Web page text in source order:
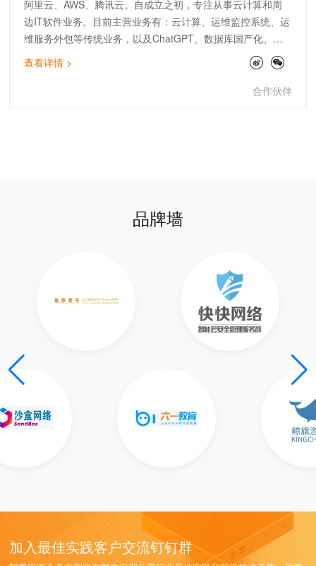
阿里云、AWS、腾讯云。自成立之初，专注从事云计算和周
边IT软件业务。目前主营业务有：云计算、运维监控系统、运
维服务外包等传统业务，以及ChatGPT、数据库国产化、大
数据分析等创新业务。公司主打专业的顾问服务和技术支持能
力。服务了物流、金融、零售、电商、文娱、游戏等行业标杆
客户。团队架构全面，有大客户和电销团队、技术人员及架构
查看详情 >
合作伙伴
品牌墙
加入最佳实践客户交流钉钉群